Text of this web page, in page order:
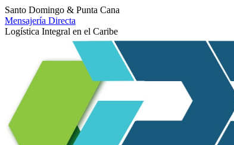
Santo Domingo & Punta Cana
Mensajería Directa
Logística Integral en el Caribe